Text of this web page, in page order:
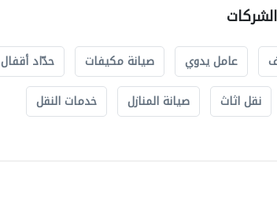
عامل يدوي صيانة مكيفات حدّاد أقفال
نقل اثاث صيانة المنازل خدمات النقل